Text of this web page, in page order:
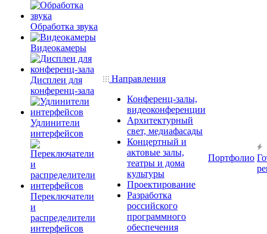
Обработка звука
Видеокамеры
Дисплеи для
конференц-зала
Удлинители
интерфейсов
Переключатели
и
распределители
интерфейсов
Направления
Конференц-залы,
видеоконференции
Архитектурный
свет, медиафасады
Концертный и
актовые залы,
театры и дома
культуры
Проектирование
Разработка
российского
программного
обеспечения
Портфолио